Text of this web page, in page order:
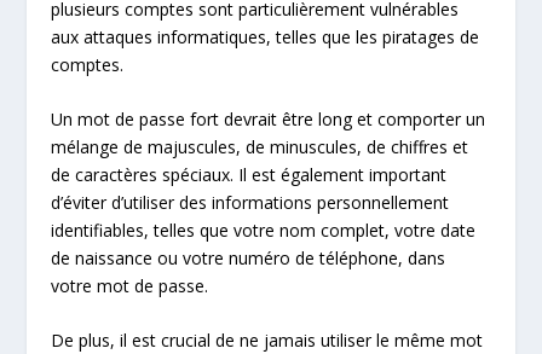
plusieurs comptes sont particulièrement vulnérables
aux attaques informatiques, telles que les piratages de
comptes.
Un mot de passe fort devrait être long et comporter un
mélange de majuscules, de minuscules, de chiffres et
de caractères spéciaux. Il est également important
d’éviter d’utiliser des informations personnellement
identifiables, telles que votre nom complet, votre date
de naissance ou votre numéro de téléphone, dans
votre mot de passe.
De plus, il est crucial de ne jamais utiliser le même mot